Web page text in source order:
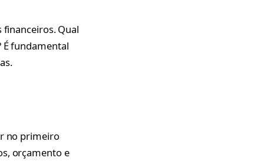
Qual
É fundamental
no primeiro
orçamento e